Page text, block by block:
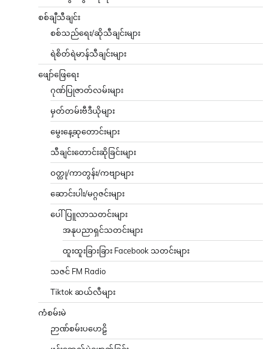
စစ်ချီသီချင်း
စစ်သည်ရေး/ဆိုသီချင်းများ
ရဲစိတ်ရဲမာန်သီချင်းများ
ဖျော်ဖြေရေး
ဂုဏ်ပြုဇာတ်လမ်းများ
မှတ်တမ်းဗီဒီယိုများ
မွေးနေ့ဆုတောင်းများ
သီချင်းတောင်းဆိုခြင်းများ
ဝတ္ထု/ကာတွန်း/ကဗျာများ
ဆောင်းပါး/မဂ္ဂဇင်းများ
ပေါ်ပြူလာသတင်းများ
အနုပညာရှင်သတင်းများ
ထူးထူးခြားခြား Facebook သတင်းများ
သဇင် FM Radio
Tiktok ဆယ်လီများ
ကံစမ်းမဲ
ဉာဏ်စမ်းပဟေဠိ